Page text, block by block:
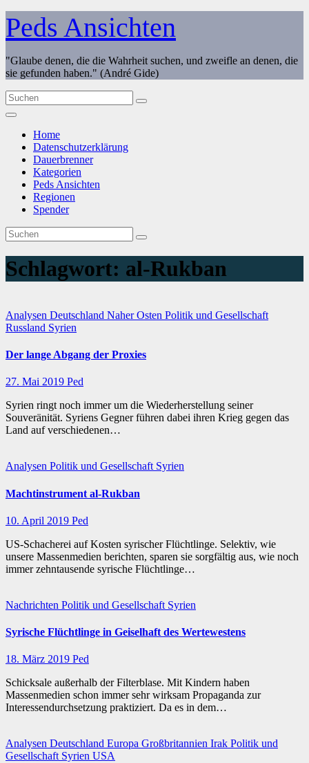
Zum
Inhalt
springen
Peds Ansichten
"Glaube denen, die die Wahrheit suchen, und zweifle an denen, die
sie gefunden haben." (André Gide)
Home
Datenschutzerklärung
Dauerbrenner
Kategorien
Peds Ansichten
Regionen
Spender
Schlagwort: al-Rukban
Analysen Deutschland Naher Osten Politik und Gesellschaft
Russland Syrien
Der lange Abgang der Proxies
27. Mai 2019 Ped
Syrien ringt noch immer um die Wiederherstellung seiner
Souveränität. Syriens Gegner führen dabei ihren Krieg gegen das
Land auf verschiedenen…
Analysen Politik und Gesellschaft Syrien
Machtinstrument al-Rukban
10. April 2019 Ped
US-Schacherei auf Kosten syrischer Flüchtlinge. Selektiv, wie
unsere Massenmedien berichten, sparen sie sorgfältig aus, wie noch
immer zehntausende syrische Flüchtlinge…
Nachrichten Politik und Gesellschaft Syrien
Syrische Flüchtlinge in Geiselhaft des Wertewestens
18. März 2019 Ped
Schicksale außerhalb der Filterblase. Mit Kindern haben
Massenmedien schon immer sehr wirksam Propaganda zur
Interessendurchsetzung praktiziert. Da es in dem…
Analysen Deutschland Europa Großbritannien Irak Politik und
Gesellschaft Syrien USA